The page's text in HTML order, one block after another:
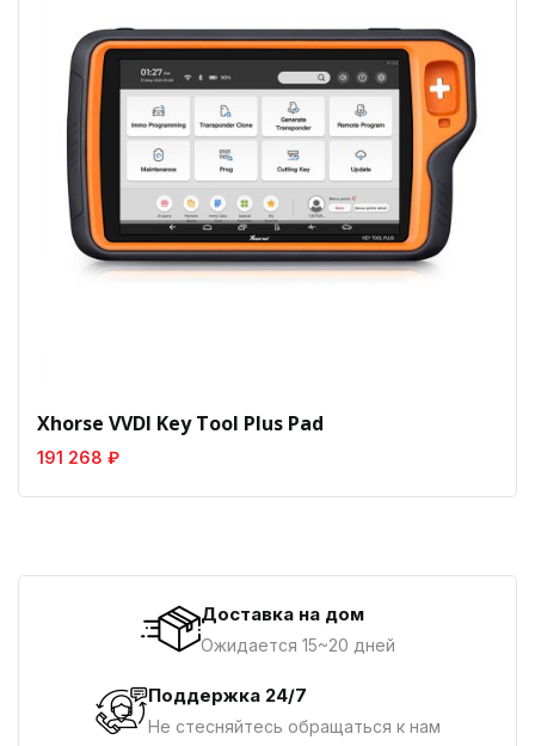
Xhorse VVDI Key Tool Plus Pad
191 268 ₽
Доставка на дом
Ожидается 15~20 дней
Поддержка 24/7
Не стесняйтесь обращаться к нам